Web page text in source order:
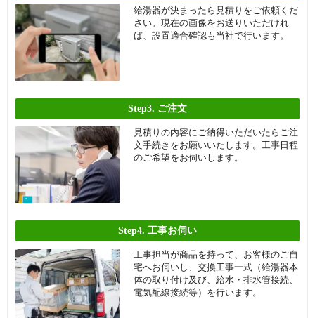
給湯器が決まったら見積りをご依頼くだ
さい。現在の画像をお送りいただけれ
ば、設置適合確認も当社で行います。
Step3. ご注文
見積りの内容にご納得いただいたらご注
文手続きをお願いいたします。工事日程
のご希望をお伺いします。
Step4. 工事お伺い
工事担当が商品を持って、お客様のご自
宅へお伺いし、交換工事一式（給湯器本
体の取り付け及び、給水・排水管接続、
電気配線接続等）を行います。